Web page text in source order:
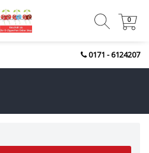
0171 - 6124207
0
0